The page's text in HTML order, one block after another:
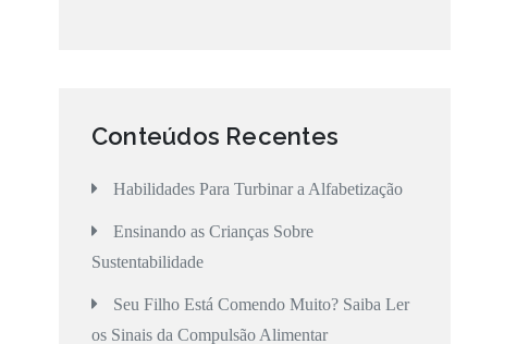
Conteúdos Recentes
Habilidades Para Turbinar a Alfabetização
Ensinando as Crianças Sobre
Sustentabilidade
Seu Filho Está Comendo Muito? Saiba Ler
os Sinais da Compulsão Alimentar